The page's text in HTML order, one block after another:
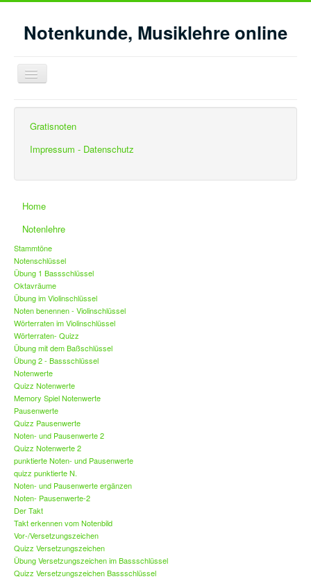
Notenkunde, Musiklehre online
Navigation
an/aus
Gratisnoten
Impressum - Datenschutz
Home
Notenlehre
Stammtöne
Notenschlüssel
Übung 1 Bassschlüssel
Oktavräume
Übung im Violinschlüssel
Noten benennen - Violinschlüssel
Wörterraten im Violinschlüssel
Wörterraten- Quizz
Übung mit dem Baßschlüssel
Übung 2 - Bassschlüssel
Notenwerte
Quizz Notenwerte
Memory Spiel Notenwerte
Pausenwerte
Quizz Pausenwerte
Noten- und Pausenwerte 2
Quizz Notenwerte 2
punktierte Noten- und Pausenwerte
quizz punktierte N.
Noten- und Pausenwerte ergänzen
Noten- Pausenwerte-2
Der Takt
Takt erkennen vom Notenbild
Vor-/Versetzungszeichen
Quizz Versetzungszeichen
Übung Versetzungszeichen im Bassschlüssel
Quizz Versetzungszeichen Bassschlüssel